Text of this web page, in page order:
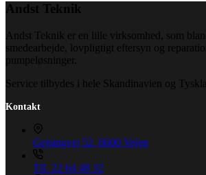
Andst Teknik
Andst Teknik er en lille virksomhed, som
smedearbejde, lovpligtigt eftersyn og
pumpeløsninger.
Service tilbydes i hele Skandinavien og
Kontakt
Gejsingvej 52, 6600 Vejen
Tlf. 22 64 48 32